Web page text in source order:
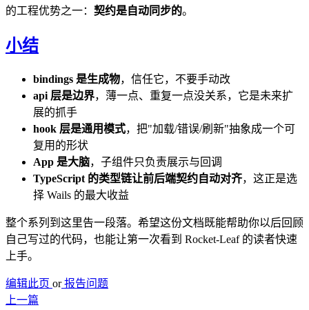
的工程优势之一： 契约是自动同步的。
小结
bindings 是生成物，信任它，不要手动改
api 层是边界，薄一点、重复一点没关系，它是未来扩
展的抓手
hook 层是通用模式，把"加载/错误/刷新"抽象成一个可
复用的形状
App 是大脑，子组件只负责展示与回调
TypeScript 的类型链让前后端契约自动对齐，这正是选
择 Wails 的最大收益
整个系列到这里告一段落。希望这份文档既能帮助你以后回顾
自己写过的代码，也能让第一次看到 Rocket-Leaf 的读者快速
上手。
编辑此页 or报告问题
上一篇